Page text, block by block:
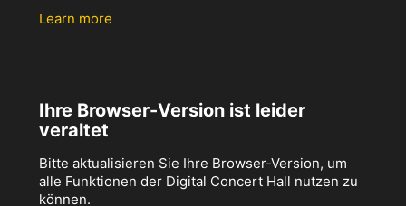
Learn more
Ihre Browser-Version ist leider
veraltet
Bitte aktualisieren Sie Ihre Browser-Version, um
alle Funktionen der Digital Concert Hall nutzen zu
können.